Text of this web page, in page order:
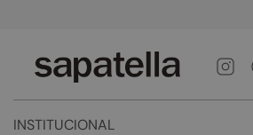
INSTITUCIONAL